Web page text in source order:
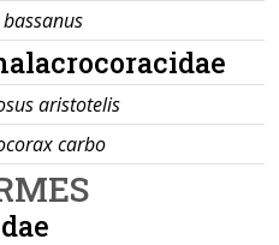
aristotelis
carbo